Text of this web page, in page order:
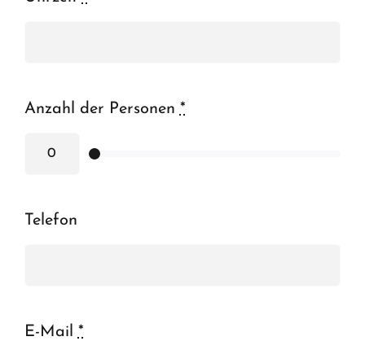
Anzahl der Personen *
Telefon
E-Mail *